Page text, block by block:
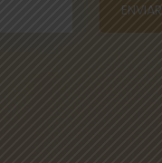
ENVIAR